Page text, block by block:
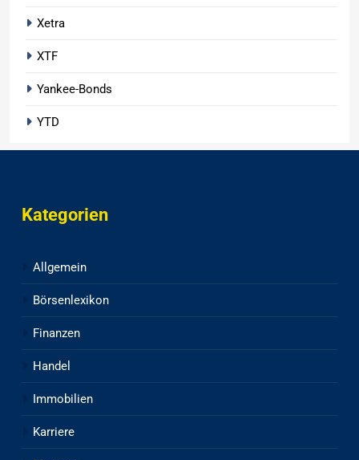
Xetra
XTF
Yankee-Bonds
YTD
Kategorien
Allgemein
Börsenlexikon
Finanzen
Handel
Immobilien
Karriere